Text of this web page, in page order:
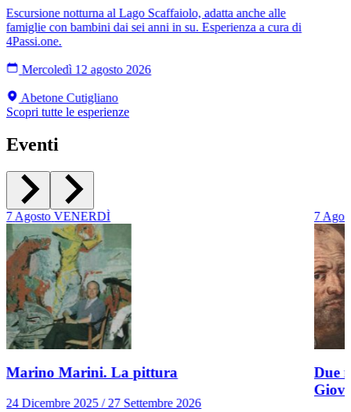
Escursione notturna al Lago Scaffaiolo, adatta anche alle
famiglie con bambini dai sei anni in su. Esperienza a cura di
4Passi.one.
Mercoledì 12 agosto 2026
Abetone Cutigliano
Scopri tutte le esperienze
Eventi
7Agosto VENERDÌ
Marino Marini. La pittura
24 Dicembre 2025 / 27 Settembre 2026
7
Due